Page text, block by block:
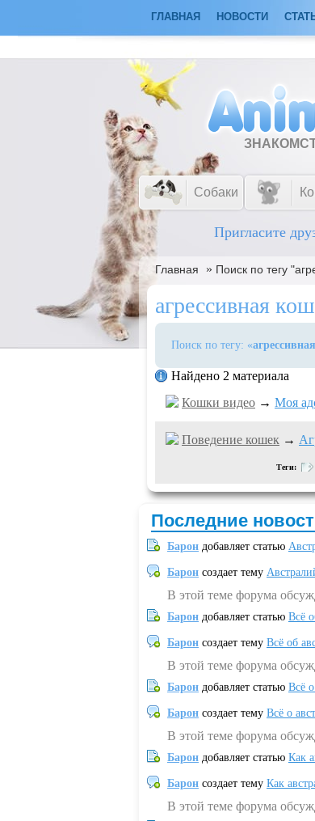
ГЛАВНАЯ НОВОСТИ
Собаки
Пригласите
Главная » Поиск по тегу
агрессивная
Поиск по тегу: «
Найдено 2 материала
Кошки видео → Моя
Поведение кошек →
Теги:
Последние
Барон добавляет статью
Барон создает тему
В этой теме форума
Барон добавляет статью Всё
Барон создает тему Всё об
В этой теме форума
Барон добавляет статью Всё
Барон создает тему Всё о
В этой теме форума
Барон добавляет статью Как
Барон создает тему Как
В этой теме форума